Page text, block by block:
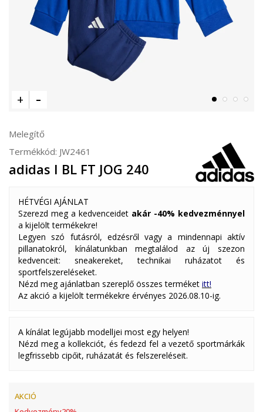
Melegítő
Termékkód: JW2461
adidas I BL FT JOG 240
HÉTVÉGI AJÁNLAT
Szerezd meg a kedvenceidet akár -40% kedvezménnyel
a kijelölt termékekre!
Legyen szó futásról, edzésről vagy a mindennapi aktív
pillanatokról, kínálatunkban megtalálod az új szezon
kedvenceit: sneakereket, technikai ruházatot és
sportfelszereléseket.
Nézd meg ajánlatban szereplő összes terméket itt!
Az akció a kijelölt termékekre érvényes 2026.08.10-ig.
A kínálat legújabb modelljei most egy helyen!
Nézd meg a kollekciót, és fedezd fel a vezető sportmárkák
legfrissebb cipőit, ruházatát és felszereléseit.
AKCIÓ